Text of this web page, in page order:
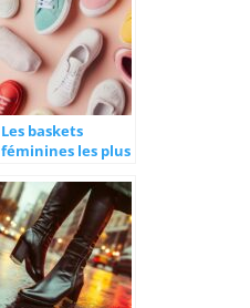
vestimentaires
Les baskets
féminines les plus